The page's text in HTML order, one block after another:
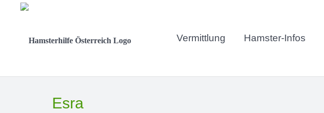
Vermittlung Hamster-Infos
Esra